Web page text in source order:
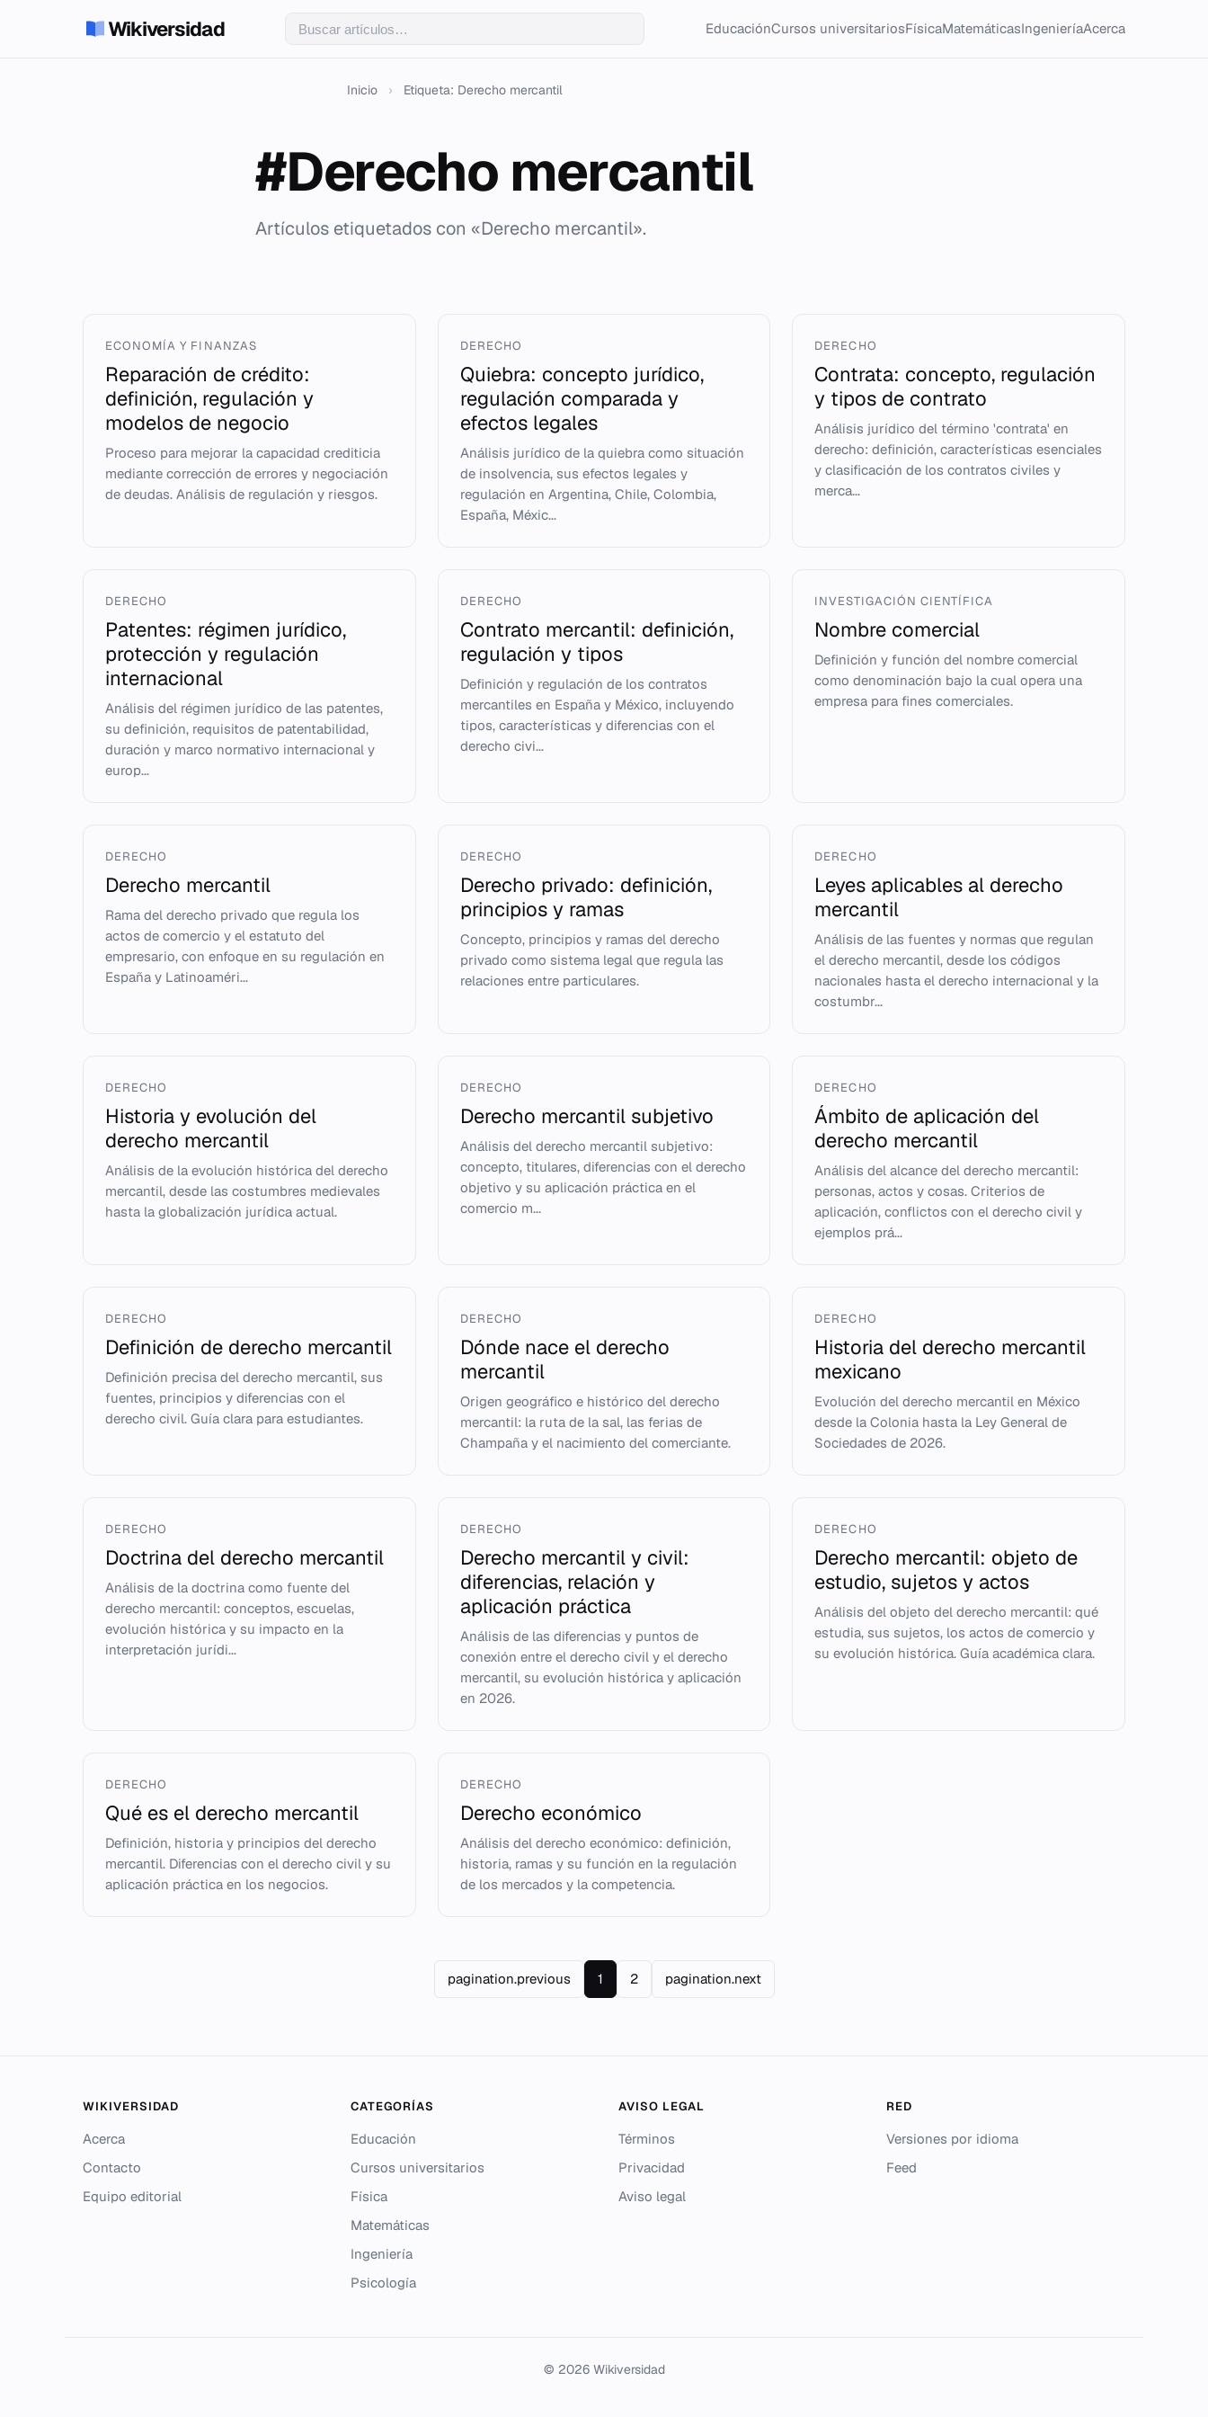
Wikiversidad EducaciónCursos universitariosFísicaMatemáticasIngenieríaAcerca
Inicio › Etiqueta: Derecho mercantil
#Derecho mercantil
Artículos etiquetados con «Derecho mercantil».
ECONOMÍA Y FINANZAS
Reparación de crédito:
definición, regulación y
modelos de negocio
Proceso para mejorar la capacidad crediticia
mediante corrección de errores y negociación
de deudas. Análisis de regulación y riesgos.
DERECHO
Quiebra: concepto jurídico,
regulación comparada y
efectos legales
Análisis jurídico de la quiebra como situación
de insolvencia, sus efectos legales y
regulación en Argentina, Chile, Colombia,
España, Méxic...
DERECHO
Contrata: concepto, regulación
y tipos de contrato
Análisis jurídico del término 'contrata' en
derecho: definición, características esenciales
y clasificación de los contratos civiles y
merca...
DERECHO
Patentes: régimen jurídico,
protección y regulación
internacional
Análisis del régimen jurídico de las patentes,
su definición, requisitos de patentabilidad,
duración y marco normativo internacional y
europ...
DERECHO
Contrato mercantil: definición,
regulación y tipos
Definición y regulación de los contratos
mercantiles en España y México, incluyendo
tipos, características y diferencias con el
derecho civi...
INVESTIGACIÓN CIENTÍFICA
Nombre comercial
Definición y función del nombre comercial
como denominación bajo la cual opera una
empresa para fines comerciales.
DERECHO
Derecho mercantil
Rama del derecho privado que regula los
actos de comercio y el estatuto del
empresario, con enfoque en su regulación en
España y Latinoaméri...
DERECHO
Derecho privado: definición,
principios y ramas
Concepto, principios y ramas del derecho
privado como sistema legal que regula las
relaciones entre particulares.
DERECHO
Leyes aplicables al derecho
mercantil
Análisis de las fuentes y normas que regulan
el derecho mercantil, desde los códigos
nacionales hasta el derecho internacional y la
costumbr...
DERECHO
Historia y evolución del
derecho mercantil
Análisis de la evolución histórica del derecho
mercantil, desde las costumbres medievales
hasta la globalización jurídica actual.
DERECHO
Derecho mercantil subjetivo
Análisis del derecho mercantil subjetivo:
concepto, titulares, diferencias con el derecho
objetivo y su aplicación práctica en el
comercio m...
DERECHO
Ámbito de aplicación del
derecho mercantil
Análisis del alcance del derecho mercantil:
personas, actos y cosas. Criterios de
aplicación, conflictos con el derecho civil y
ejemplos prá...
DERECHO
Definición de derecho mercantil
Definición precisa del derecho mercantil, sus
fuentes, principios y diferencias con el
derecho civil. Guía clara para estudiantes.
DERECHO
Dónde nace el derecho
mercantil
Origen geográfico e histórico del derecho
mercantil: la ruta de la sal, las ferias de
Champaña y el nacimiento del comerciante.
DERECHO
Historia del derecho mercantil
mexicano
Evolución del derecho mercantil en México
desde la Colonia hasta la Ley General de
Sociedades de 2026.
DERECHO
Doctrina del derecho mercantil
Análisis de la doctrina como fuente del
derecho mercantil: conceptos, escuelas,
evolución histórica y su impacto en la
interpretación jurídi...
DERECHO
Derecho mercantil y civil:
diferencias, relación y
aplicación práctica
Análisis de las diferencias y puntos de
conexión entre el derecho civil y el derecho
mercantil, su evolución histórica y aplicación
en 2026.
DERECHO
Derecho mercantil: objeto de
estudio, sujetos y actos
Análisis del objeto del derecho mercantil: qué
estudia, sus sujetos, los actos de comercio y
su evolución histórica. Guía académica clara.
DERECHO
Qué es el derecho mercantil
Definición, historia y principios del derecho
mercantil. Diferencias con el derecho civil y su
aplicación práctica en los negocios.
DERECHO
Derecho económico
Análisis del derecho económico: definición,
historia, ramas y su función en la regulación
de los mercados y la competencia.
pagination.previous 1 2 pagination.next
WIKIVERSIDAD
Acerca
Contacto
Equipo editorial
CATEGORÍAS
Educación
Cursos universitarios
Física
Matemáticas
Ingeniería
Psicología
AVISO LEGAL
Términos
Privacidad
Aviso legal
RED
Versiones por idioma
Feed
© 2026 Wikiversidad